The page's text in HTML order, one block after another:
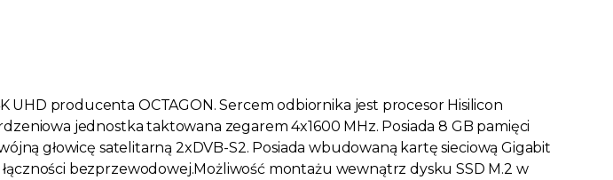
UHD producenta OCTAGON. Sercem odbiornika jest procesor Hisilicon
jednostka taktowana zegarem 4x1600 MHz. Posiada 8 GB pamięci
głowicę satelitarną 2xDVB-S2. Posiada wbudowaną kartę sieciową Gigabit
bezprzewodowej.Możliwość montażu wewnątrz dysku SSD M.2 w